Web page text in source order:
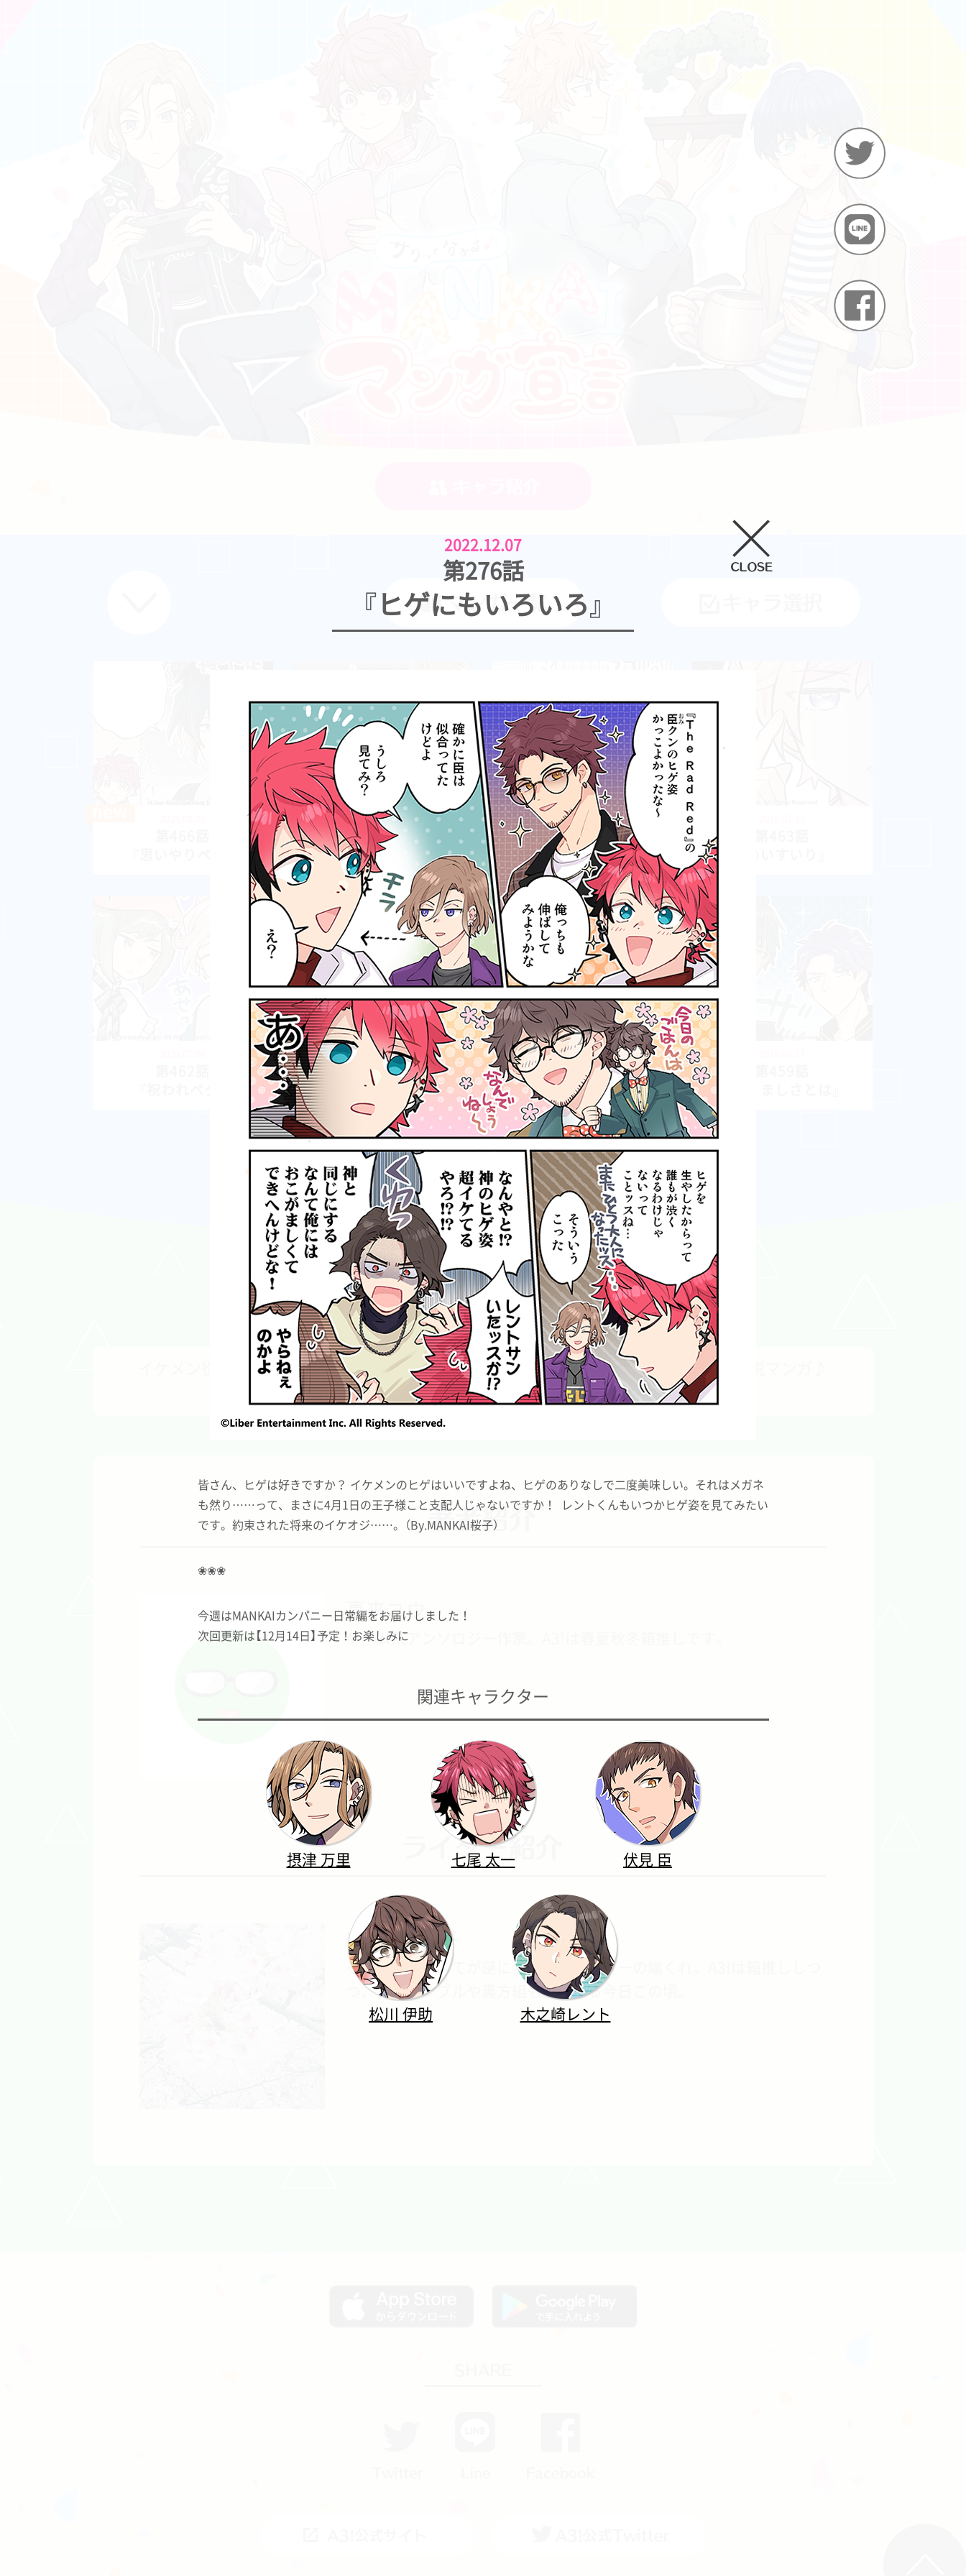
2022.12.07
第276話
『ヒゲにもいろいろ』
皆さん、ヒゲは好きですか？ イケメンのヒゲはいいですよね、ヒゲのありなしで二度美味しい。 それはメガネ
も然り……って、 まさに4月1日の王子様こと支配人じゃないですか！ レントくんもいつかヒゲ姿を見てみたい
です。 約束された将来のイケオジ……。（By.MANKAI桜子）
❀❀❀
今週はMANKAIカンパニー日常編をお届けしました！
次回更新は【12月14日】予定！お楽しみに
関連キャラクター
摂津 万里 七尾 太一 伏見 臣
松川 伊助 木之崎レント
2026.07.29
第465話
『ちょちょいのちょい』
2026.07.22
第464話
『天馬に集合』
2026.07.01
第461話
『推理』
2026.06.24
第460話
『使い方』
イケメン役者育成ゲーム『A3!（エースリー）』の魅力や遊び方の基本がサクッとわかる解説マンガ♪
毎週水曜日に最新話を更新中★
喜来ユウ
ゲーム系アンソロジー作家。A3!は春夏秋冬箱推しです。
MANKAI桜子
その正体のすべてが謎に包まれたライターの端くれ。A3!は箱推ししつ
つ、アンサンブルや裏方組も気になる今日この頃。